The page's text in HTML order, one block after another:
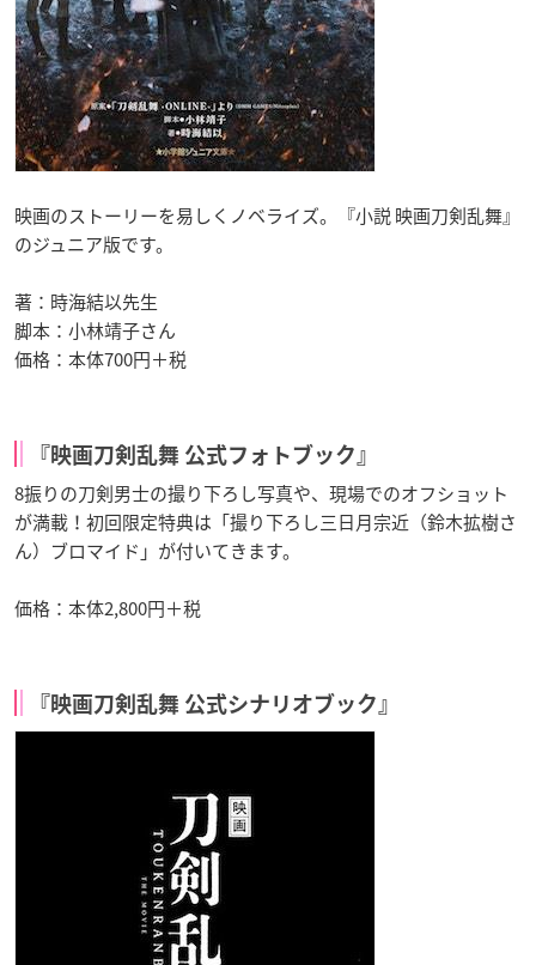
映画のストーリーを易しくノベライズ。『小説 映画刀剣乱舞』
のジュニア版です。
著：時海結以先生
脚本：小林靖子さん
価格：本体700円＋税
『映画刀剣乱舞 公式フォトブック』
8振りの刀剣男士の撮り下ろし写真や、現場でのオフショット
が満載！初回限定特典は「撮り下ろし三日月宗近（鈴木拡樹さ
ん）ブロマイド」が付いてきます。
価格：本体2,800円＋税
『映画刀剣乱舞 公式シナリオブック』